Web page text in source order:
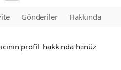
Gönderiler Hakkında
profili hakkında henüz